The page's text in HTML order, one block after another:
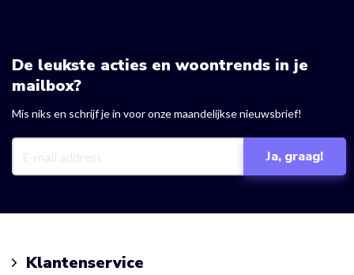
De leukste acties en woontrends in je
mailbox?
Mis niks en schrijf je in voor onze maandelijkse nieuwsbrief!
Klantenservice